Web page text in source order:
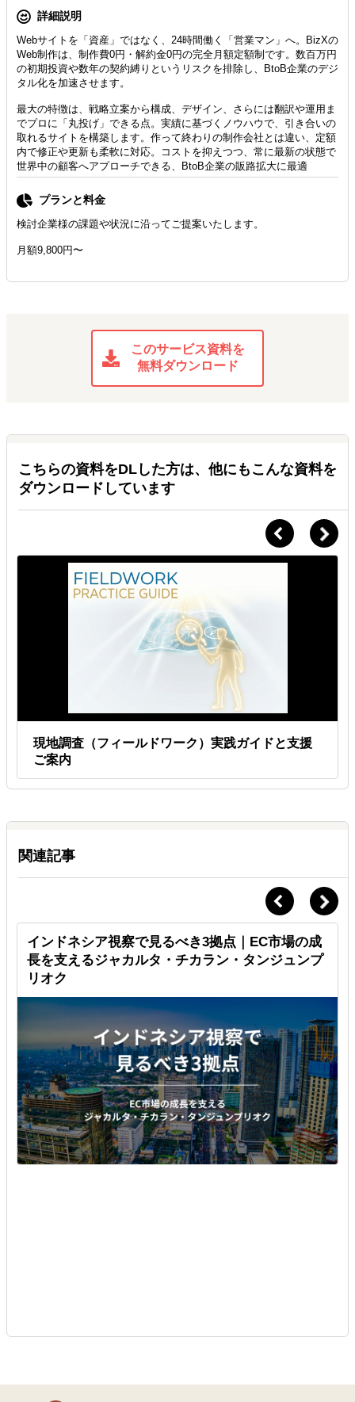
詳細説明
Webサイトを「資産」ではなく、24時間働く「営業マン」へ。BizXの
Web制作は、制作費0円・解約金0円の完全月額定額制です。数百万円
の初期投資や数年の契約縛りというリスクを排除し、BtoB企業のデジ
タル化を加速させます。
最大の特徴は、戦略立案から構成、デザイン、さらには翻訳や運用ま
でプロに「丸投げ」できる点。実績に基づくノウハウで、引き合いの
取れるサイトを構築します。作って終わりの制作会社とは違い、定額
内で修正や更新も柔軟に対応。コストを抑えつつ、常に最新の状態で
世界中の顧客へアプローチできる、BtoB企業の販路拡大に最適
プランと料金
検討企業様の課題や状況に沿ってご提案いたします。
月額9,800円〜
このサービス資料を
無料ダウンロード
こちらの資料をDLした方は、他にもこんな資料を
ダウンロードしています
現地調査（フィールドワーク） 実践ガイドと支援
ご案内
関連記事
インドネシア視察で見るべき3拠点｜EC市場の成
長を支えるジャカルタ・チカラン・タンジュンプ
リオク